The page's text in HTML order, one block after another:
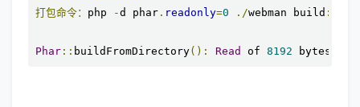
打包命令： php -d phar . readonly=0 ./webman build :
Phar :: buildFromDirectory(): Read of 8192 bytes